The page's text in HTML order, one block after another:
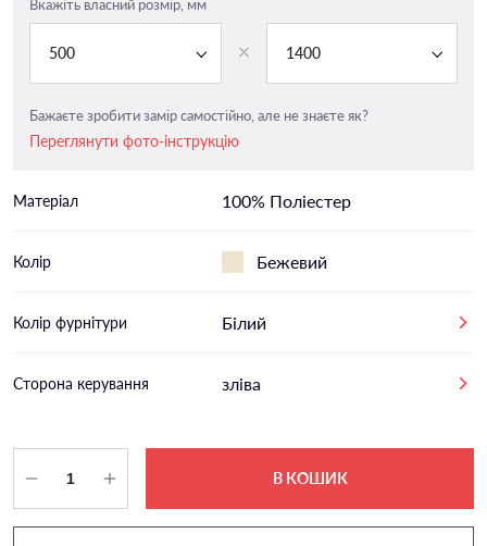
Вкажіть власний розмір, мм
500 1400
Бажаєте зробити замір самостійно, але не знаєте як?
Переглянути фото-інструкцію
Матеріал 100% Поліестер
Колір Бежевий
Колір фурнітури Білий
Сторона керування зліва
В КОШИК